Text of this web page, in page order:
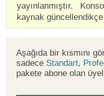
yayınlanmıştır.
kaynak
Aşağıda bir kısmını
sadece Standart,
pakete abone olan